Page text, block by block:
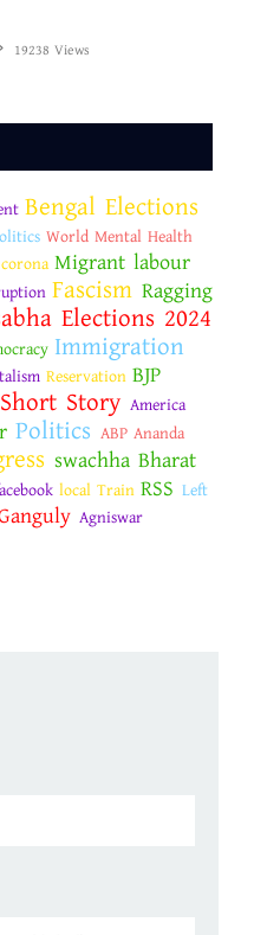
19238 Views
Bengal Elections
World Mental Health
corona Migrant labour
Fascism Ragging
Elections 2024
Immigration
Reservation BJP
Short Story America
Politics ABP Ananda
swachha Bharat
local Train RSS Left
Agniswar